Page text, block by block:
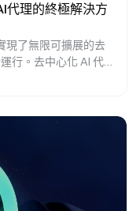
代理的終極解決方
現了無限可擴展的去
行。去中心化 AI 代